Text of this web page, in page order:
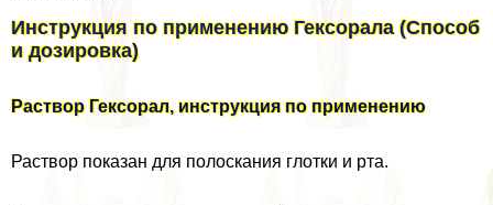
Инструкция по применению Гексорала (Способ
и дозировка)
Раствор Гексорал, инструкция по применению
Раствор показан для полоскания глотки и рта.